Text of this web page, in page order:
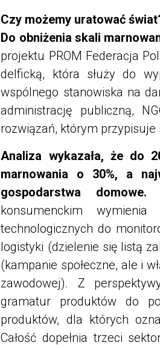
Czy możemy uratować
Do obniżenia skali
projektu PROM Federacja
delficką, która służy do
wspólnego stanowiska na
administrację publiczną,
rozwiązań, którym
Analiza wykazała, że do
marnowania o 30%, a
gospodarstwa domowe.
konsumenckim
technologicznych do
logistyki (dzielenie się listą
(kampanie społeczne, ale i
zawodowej). Z
gramatur produktów do
produktów, dla których
Całość dopełnia trzeci